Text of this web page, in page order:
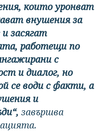
които уронват
внушения за
засягат
работещи по
с
и диалог, но
се води с факти, а
и
завършва